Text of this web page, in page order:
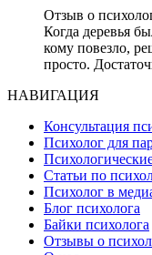
Отзыв о
Когда деревья
кому повезло,
просто.
НАВИГАЦИЯ
Консультация
Психолог для
Статьи по
Психолог в
Блог психолога
Байки психолога
Отзывы о